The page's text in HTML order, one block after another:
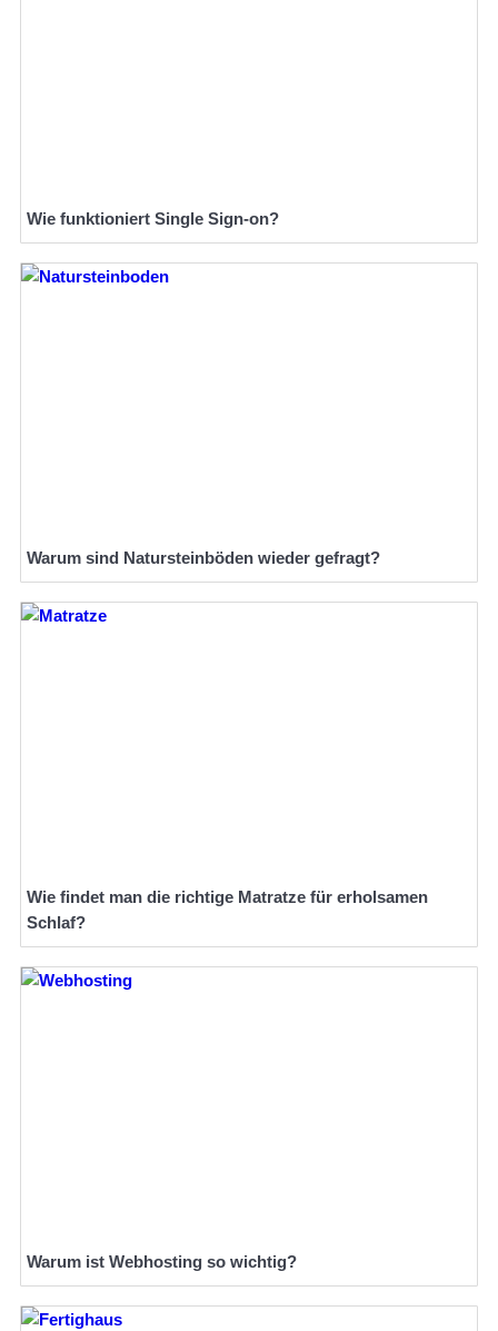
Wie funktioniert Single Sign-on?
Warum sind Natursteinböden wieder gefragt?
Wie findet man die richtige Matratze für erholsamen
Schlaf?
Warum ist Webhosting so wichtig?